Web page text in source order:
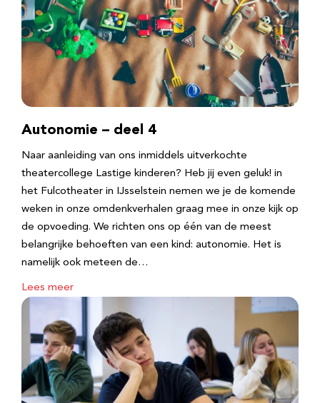
Autonomie – deel 4
Naar aanleiding van ons inmiddels uitverkochte
theatercollege Lastige kinderen? Heb jij even geluk! in
het Fulcotheater in IJsselstein nemen we je de komende
weken in onze omdenkverhalen graag mee in onze kijk op
de opvoeding. We richten ons op één van de meest
belangrijke behoeften van een kind: autonomie. Het is
namelijk ook meteen de…
Lees meer